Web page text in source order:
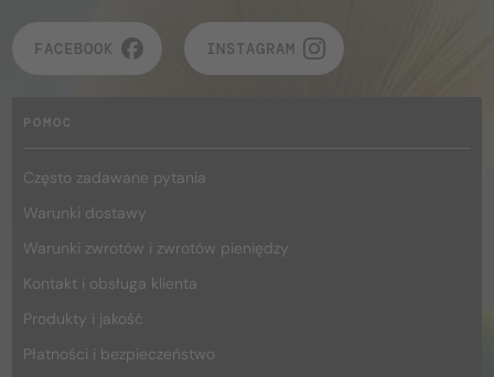
FACEBOOK INSTAGRAM
POMOC
Często zadawane pytania
Warunki dostawy
Warunki zwrotów i zwrotów pieniędzy
Kontakt i obsługa klienta
Produkty i jakość
Płatności i bezpieczeństwo